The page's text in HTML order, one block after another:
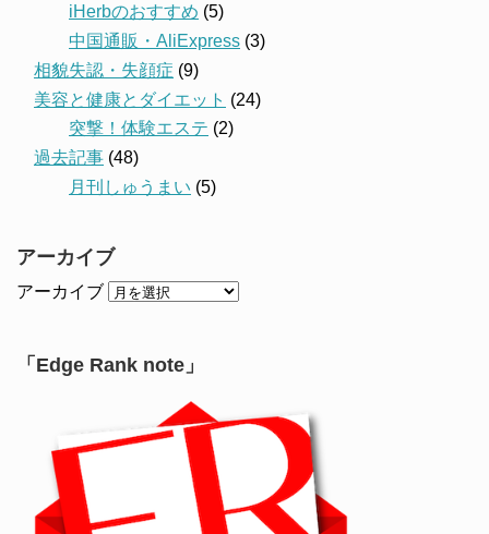
iHerbのおすすめ (5)
中国通販・AliExpress (3)
相貌失認・失顔症 (9)
美容と健康とダイエット (24)
突撃！体験エステ (2)
過去記事 (48)
月刊しゅうまい (5)
アーカイブ
アーカイブ
「Edge Rank note」